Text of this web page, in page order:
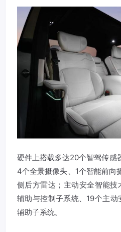
硬件上搭载多达20个智驾传感
4个全景摄像头、1个智能前向
侧后方雷达；主动安全智能
辅助与控制子系统、19个主
辅助子系统。